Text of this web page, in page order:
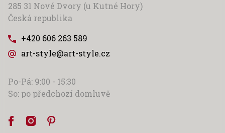
285 31 Nové Dvory (u Kutné Hory)
Česká republika
+420 606 263 589
art-style@art-style.cz
Po-Pá: 9:00 - 15:30
So: po předchozí domluvě